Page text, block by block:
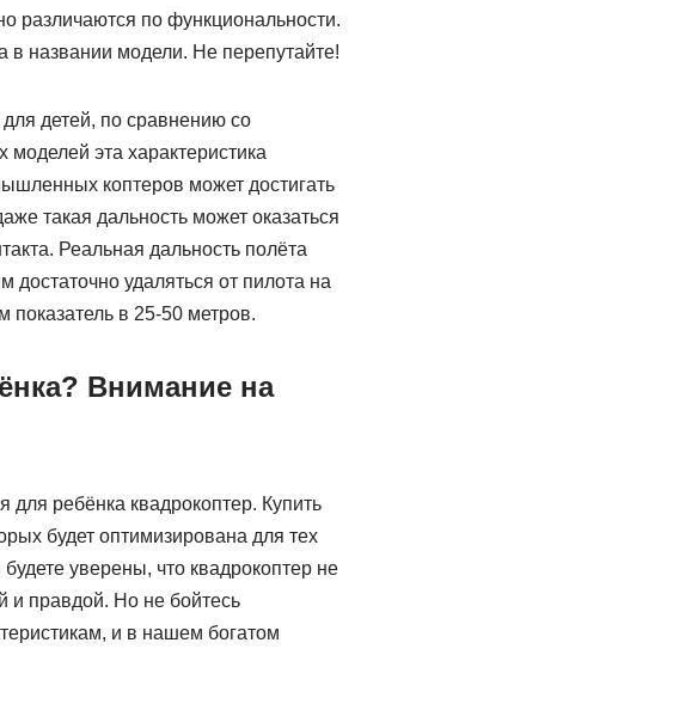
различаются по функциональности.
в названии модели. Не перепутайте!
детей, по сравнению со
эта характеристика
коптеров может достигать
такая дальность может оказаться
Реальная дальность полёта
удаляться от пилота на
показатель в 25-50 метров.
Внимание на
для ребёнка квадрокоптер. Купить
будет оптимизирована для тех
уверены, что квадрокоптер не
и правдой. Но не бойтесь
и в нашем богатом